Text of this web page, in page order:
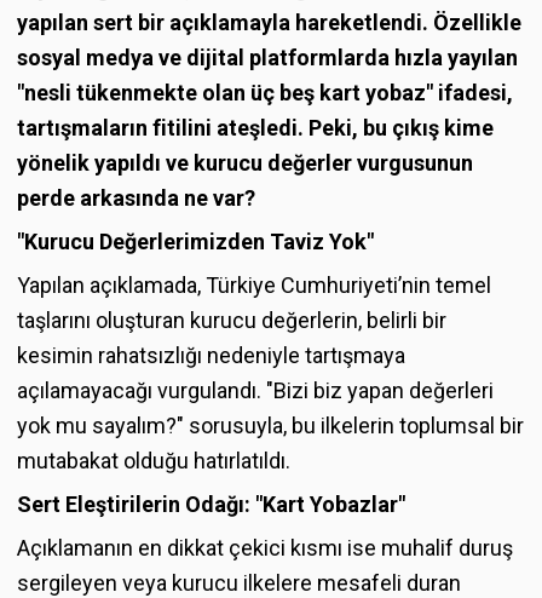
yapılan sert bir açıklamayla hareketlendi. Özellikle
sosyal medya ve dijital platformlarda hızla yayılan
"nesli tükenmekte olan üç beş kart yobaz" ifadesi,
tartışmaların fitilini ateşledi. Peki, bu çıkış kime
yönelik yapıldı ve kurucu değerler vurgusunun
perde arkasında ne var?
"Kurucu Değerlerimizden Taviz Yok"
Yapılan açıklamada, Türkiye Cumhuriyeti’nin temel
taşlarını oluşturan kurucu değerlerin, belirli bir
kesimin rahatsızlığı nedeniyle tartışmaya
açılamayacağı vurgulandı. "Bizi biz yapan değerleri
yok mu sayalım?" sorusuyla, bu ilkelerin toplumsal bir
mutabakat olduğu hatırlatıldı.
Sert Eleştirilerin Odağı: "Kart Yobazlar"
Açıklamanın en dikkat çekici kısmı ise muhalif duruş
sergileyen veya kurucu ilkelere mesafeli duran